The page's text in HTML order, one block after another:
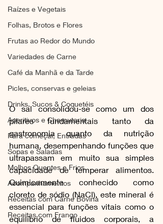
Raízes e Vegetais
Folhas, Brotos e Flores
Frutas ao Redor do Mundo
Variedades de Carne
Café da Manhã e da Tarde
Picles, conservas e geleias
Drinks, Sucos & Coquetéis
Aperitivos e Charcutaria
Para começar, Entradas
Sopas e Saladas
Molhos Quentes e Frios
Acompanhamentos
Receitas com Carne Bovina
Receitas com Frango
O sal consolidou-se como um dos
pilares fundamentais tanto da
gastronomia quanto da nutrição
humana, desempenhando funções que
ultrapassam em muito sua simples
capacidade de temperar alimentos.
Quimicamente conhecido como
cloreto de sódio (NaCl), este mineral é
essencial para funções vitais como o
equilíbrio de fluidos corporais, a